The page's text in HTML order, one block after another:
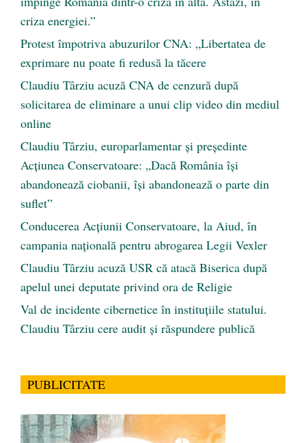
criza energiei.”
Protest împotriva abuzurilor CNA: „Libertatea de
exprimare nu poate fi redusă la tăcere
Claudiu Târziu acuză CNA de cenzură după
solicitarea de eliminare a unui clip video din mediul
online
Claudiu Târziu, europarlamentar și președinte
Acțiunea Conservatoare: „Dacă România își
abandonează ciobanii, își abandonează o parte din
suflet”
Conducerea Acțiunii Conservatoare, la Aiud, în
campania națională pentru abrogarea Legii Vexler
Claudiu Târziu acuză USR că atacă Biserica după
apelul unei deputate privind ora de Religie
Val de incidente cibernetice în instituțiile statului.
Claudiu Târziu cere audit și răspundere publică
PUBLICITATE